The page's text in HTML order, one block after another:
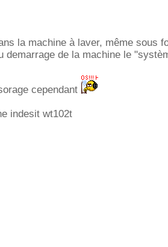
la machine à laver, même sous
demarrage de la machine le
cependant
indesit wt102t